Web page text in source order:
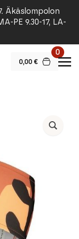
Äkäslompolon
PE 9.30-17, LA-
0,00 €
0